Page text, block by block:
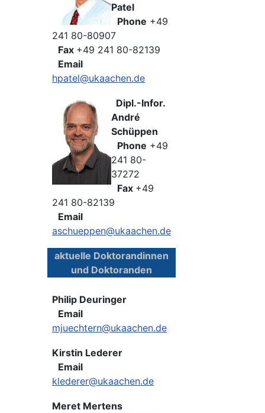
Patel
Phone +49
241 80-80907
Fax +49 241 80-82139
Email
hpatel@ukaachen.de
Dipl.-Infor.
André
Schüppen
Phone +49
241 80-
37272
Fax +49
241 80-82139
Email
aschueppen@ukaachen.de
aktuelle Doktorandinnen
und Doktoranden
Philip Deuringer
Email
mjuechtern@ukaachen.de
Kirstin Lederer
Email
klederer@ukaachen.de
Meret Mertens